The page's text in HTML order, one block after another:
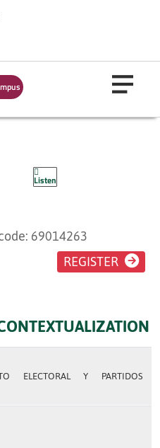
Listen
Y
EN
69014263
REGISTER
ELECTORAL Y PARTIDOS